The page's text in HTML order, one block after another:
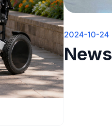
2024-10-24
News